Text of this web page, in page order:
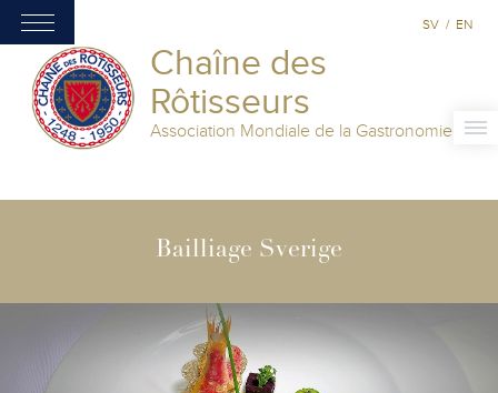
Chaîne des
Rôtisseurs
Association Mondiale de la Gastronomie
SV / EN
Bailliage Sverige